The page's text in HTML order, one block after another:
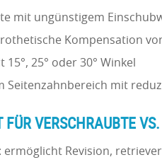
mit ungünstigem
Kompensation
25° oder 30° Winkel
Seitenzahnbereich mit
VERSCHRAUBTE
: ermöglicht Revision,